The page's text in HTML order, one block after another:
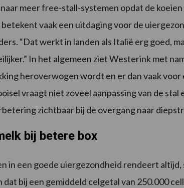
meer free-stall-systemen opdat de
vaak een uitdaging voor de
“Dat werkt in landen als Italië erg goed,
In het algemeen ziet Westerink met
heroverwogen wordt en er dan vaak
vraagt niet zoveel aanpassing van de stal
zichtbaar bij de overgang naar
bij betere box
in een goede uiergezondheid rendeert
dat bij een gemiddeld celgetal van 250.000